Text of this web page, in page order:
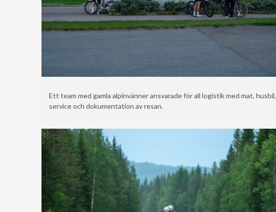
Ett team med gamla alpinvänner ansvarade för all logistik med mat, husbil,
service och dokumentation av resan.